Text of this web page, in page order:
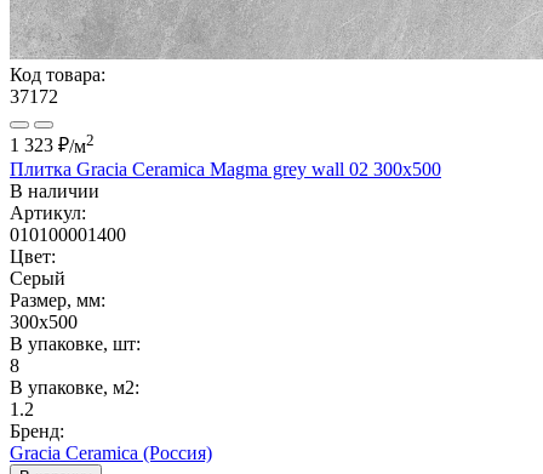
Код товара:
37172
1 323 ₽/м2
Плитка Gracia Ceramica Magma grey wall 02 300x500
В наличии
Артикул:
010100001400
Цвет:
Серый
Размер, мм:
300x500
В упаковке, шт:
8
В упаковке, м2:
1.2
Бренд:
Gracia Ceramica (Россия)